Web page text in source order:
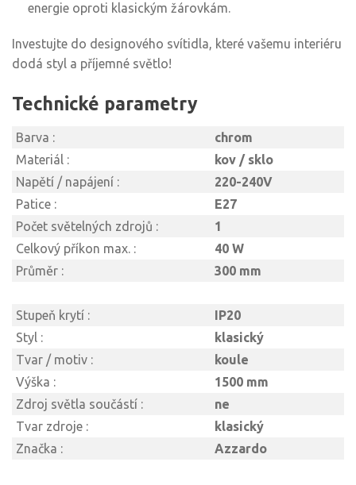
energie oproti klasickým žárovkám.
Investujte do designového svítidla, které vašemu interiéru
dodá styl a příjemné světlo!
Technické parametry
Barva :
chrom
Materiál :
kov / sklo
Napětí / napájení :
220-240V
Patice :
E27
Počet světelných zdrojů :
1
Celkový příkon max. :
40 W
Průměr :
300 mm
Stupeň krytí :
IP20
Styl :
klasický
Tvar / motiv :
koule
Výška :
1500 mm
Zdroj světla součástí :
ne
Tvar zdroje :
klasický
Značka :
Azzardo